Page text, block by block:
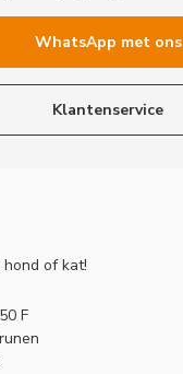
WhatsApp met ons
Klantenservice
of kat!
F